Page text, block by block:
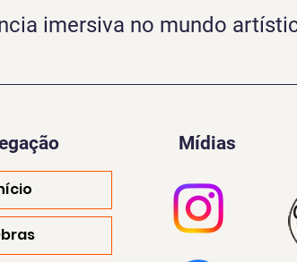
imersiva no mundo
Mídias